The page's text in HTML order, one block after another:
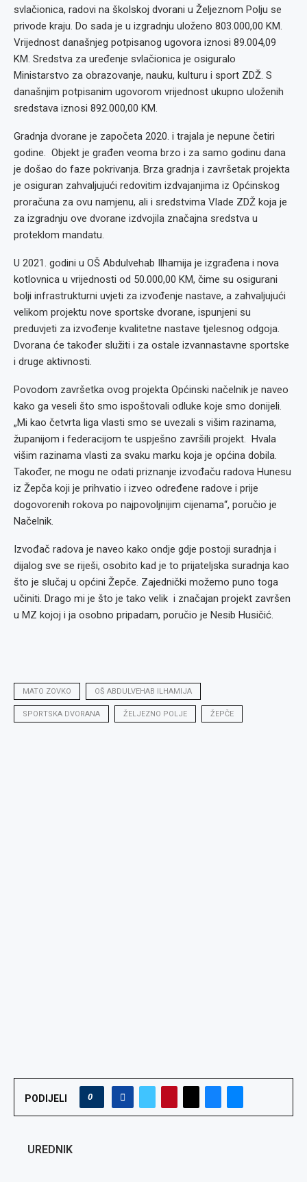
svlačionica, radovi na školskoj dvorani u Željeznom Polju se
privode kraju. Do sada je u izgradnju uloženo 803.000,00 KM.
Vrijednost današnjeg potpisanog ugovora iznosi 89.004,09
KM. Sredstva za uređenje svlačionica je osiguralo
Ministarstvo za obrazovanje, nauku, kulturu i sport ZDŽ. S
današnjim potpisanim ugovorom vrijednost ukupno uloženih
sredstava iznosi 892.000,00 KM.
Gradnja dvorane je započeta 2020. i trajala je nepune četiri
godine. Objekt je građen veoma brzo i za samo godinu dana
je došao do faze pokrivanja. Brza gradnja i završetak projekta
je osiguran zahvaljujući redovitim izdvajanjima iz Općinskog
proračuna za ovu namjenu, ali i sredstvima Vlade ZDŽ koja je
za izgradnju ove dvorane izdvojila značajna sredstva u
proteklom mandatu.
U 2021. godini u OŠ Abdulvehab Ilhamija je izgrađena i nova
kotlovnica u vrijednosti od 50.000,00 KM, čime su osigurani
bolji infrastrukturni uvjeti za izvođenje nastave, a zahvaljujući
velikom projektu nove sportske dvorane, ispunjeni su
preduvjeti za izvođenje kvalitetne nastave tjelesnog odgoja.
Dvorana će također služiti i za ostale izvannastavne sportske
i druge aktivnosti.
Povodom završetka ovog projekta Općinski načelnik je naveo
kako ga veseli što smo ispoštovali odluke koje smo donijeli.
„Mi kao četvrta liga vlasti smo se uvezali s višim razinama,
županijom i federacijom te uspješno završili projekt. Hvala
višim razinama vlasti za svaku marku koja je općina dobila.
Također, ne mogu ne odati priznanje izvođaču radova Hunesu
iz Žepča koji je prihvatio i izveo određene radove i prije
dogovorenih rokova po najpovoljnijim cijenama“, poručio je
Načelnik.
Izvođač radova je naveo kako ondje gdje postoji suradnja i
dijalog sve se riješi, osobito kad je to prijateljska suradnja kao
što je slučaj u općini Žepče. Zajednički možemo puno toga
učiniti. Drago mi je što je tako velik i značajan projekt završen
u MZ kojoj i ja osobno pripadam, poručio je Nesib Husičić.
MATO ZOVKO OŠ ABDULVEHAB ILHAMIJA
SPORTSKA DVORANA ŽELJEZNO POLJE ŽEPČE
PODIJELI 0
UREDNIK